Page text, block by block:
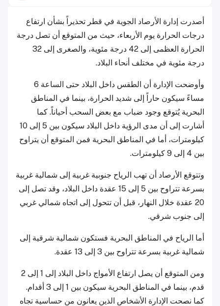
أصدرت إدارة الأرصاد الجوية في قطر تحذيراً بشأن ارتفاع
درجات الحرارة يوم الأربعاء، حيث من المتوقع أن تصل درجة
الحرارة العظمى إلى 42 درجة مئوية، والصغرى إلى 32
درجة مئوية في مختلف أنحاء البلاد.
وأوضحت الإدارة أن الطقس داخل البلاد حتى الساعة 6
مساءً سيكون حاراً إلى شديد الحرارة، بينما في المناطق
البحرية يُتوقع وجود ضباب مع بعض السحب أحياناً. كما
أشارت إلى أن مدى الرؤية داخل البلاد سيكون بين 5 إلى 10
كيلومترات، أما في المناطق البحرية فمن المتوقع أن يتراوح
بين 4 إلى 9 كيلومترات.
وتتوقع الأرصاد أن تهب الرياح جنوبية غربية إلى شمالية غربية
بسرعة تتراوح بين 5 إلى 15 عقدة داخل البلاد، وقد تصل إلى
20 عقدة خلال النهار، قبل أن تتحول إلى اتجاه شمالي غربي
إلى جنوب شرقي.
أما الرياح في المناطق البحرية فستكون شمالية شرقية إلى
شمالية غربية بسرعة تتراوح بين 3 إلى 13 عقدة.
ومن المتوقع أن يصل ارتفاع الأمواج داخل البلاد إلى 1 إلى 2
قدم، بينما في المناطق البحرية سيكون بين 1 إلى 3 أقدام.
كما نصحت الإدارة الأشخاص الذين يعانون من حساسية تجاه